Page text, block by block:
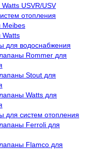
USVR/USV
отопления
Meibes
Watts
для водоснабжения
Rommer для
Stout для
Watts для
для систем отопления
Ferroli для
Flamco для